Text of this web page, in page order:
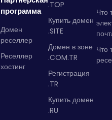
программа
Домен
реселлер
Реселлер
хостинг
.TOP
Купить домен
.SITE
Домен в зоне
.COM.TR
Регистрация
.TR
Купить домен
.RU
Что
Что